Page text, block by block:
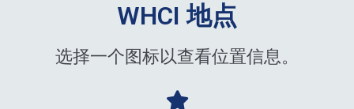
WHCI 地点
选择一个图标以查看位置信息。